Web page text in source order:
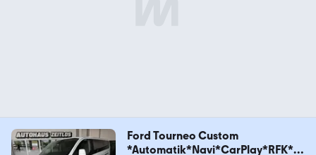
Ford Tourneo Custom
*Automatik*Navi*CarPlay*RFK*Al